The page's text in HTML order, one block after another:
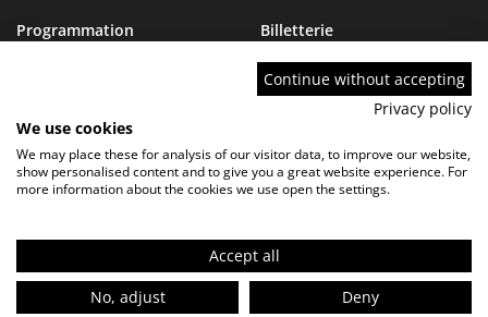
Programmation
Devenir Ami de l’IMA
FAQ
Billetterie
IMA tourcoing
Marchés publics
ContactFAQMarchés publics
Mentions légales - Politique de confidentialité
Réglement de visite
Continue without accepting
Privacy policy
We use cookies
We may place these for analysis of our visitor data, to improve our website,
show personalised content and to give you a great website experience. For
more information about the cookies we use open the settings.
Accept all
No, adjust
Deny